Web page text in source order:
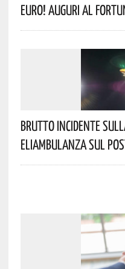
Euro! Auguri Al
Brutto Incidente
Eliambulanza Sul